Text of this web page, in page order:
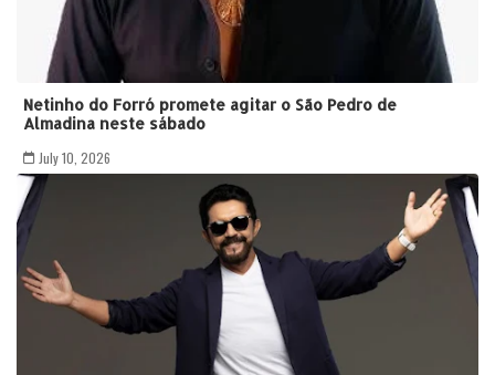
Netinho do Forró promete agitar o São Pedro de
Almadina neste sábado
July 10, 2026